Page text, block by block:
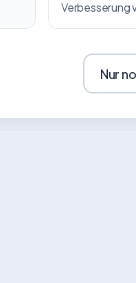
Verbesserung
Nur